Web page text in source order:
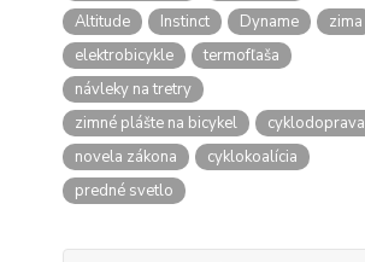
Altitude
Instinct Dyname
zima
elektrobicykle
termofľaša
návleky na tretry
zimné plášte na bicykel
cyklodoprava
novela zákona
cyklokoalícia
predné svetlo